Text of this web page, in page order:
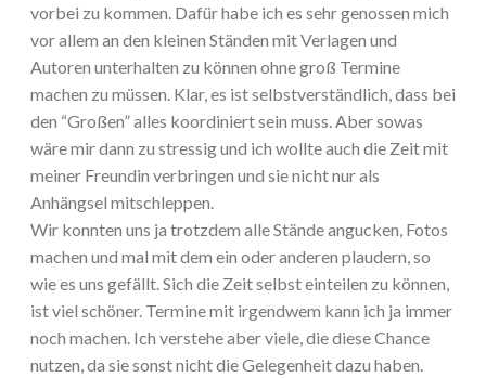
vorbei zu kommen. Dafür habe ich es sehr genossen mich
vor allem an den kleinen Ständen mit Verlagen und
Autoren unterhalten zu können ohne groß Termine
machen zu müssen. Klar, es ist selbstverständlich, dass bei
den “Großen” alles koordiniert sein muss. Aber sowas
wäre mir dann zu stressig und ich wollte auch die Zeit mit
meiner Freundin verbringen und sie nicht nur als
Anhängsel mitschleppen.
Wir konnten uns ja trotzdem alle Stände angucken, Fotos
machen und mal mit dem ein oder anderen plaudern, so
wie es uns gefällt. Sich die Zeit selbst einteilen zu können,
ist viel schöner. Termine mit irgendwem kann ich ja immer
noch machen. Ich verstehe aber viele, die diese Chance
nutzen, da sie sonst nicht die Gelegenheit dazu haben.